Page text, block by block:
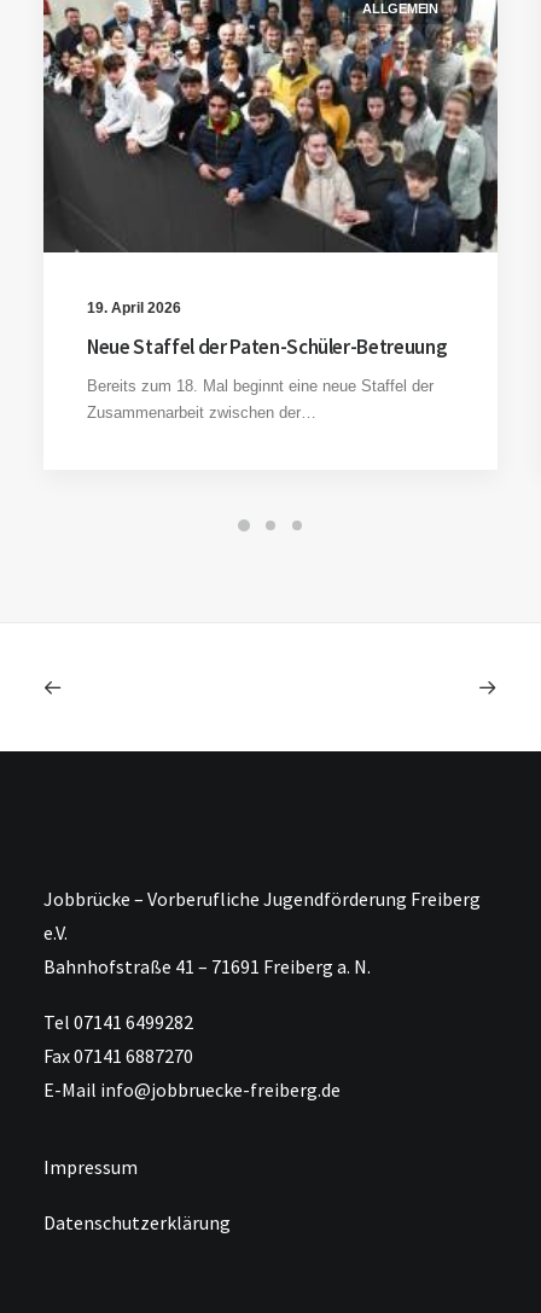
ALLGEMEIN
19. April 2026
Neue Staffel der Paten-Schüler-Betreuung
Bereits zum 18. Mal beginnt eine neue Staffel der
Zusammenarbeit zwischen der…
Jobbrücke – Vorberufliche Jugendförderung Freiberg
e.V.
Bahnhofstraße 41 – 71691 Freiberg a. N.
Tel 07141 6499282
Fax 07141 6887270
E-Mail info@jobbruecke-freiberg.de
Impressum
Datenschutzerklärung